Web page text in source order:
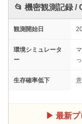
📂 機密観測記録 /
観測開始日
環境シミュレータ
ー
生存確率低下
▶ 最新プ